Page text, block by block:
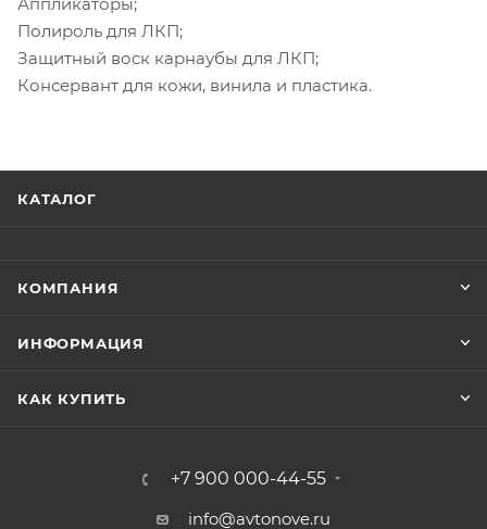
Полироль для ЛКП;
Защитный воск карнаубы для ЛКП;
Консервант для кожи, винила и пластика.
КАТАЛОГ
КОМПАНИЯ
ИНФОРМАЦИЯ
КАК КУПИТЬ
+7 900 000-44-55
info@avtonove.ru